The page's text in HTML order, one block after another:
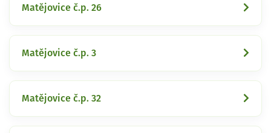
Matějovice č.p. 26
Matějovice č.p. 3
Matějovice č.p. 32